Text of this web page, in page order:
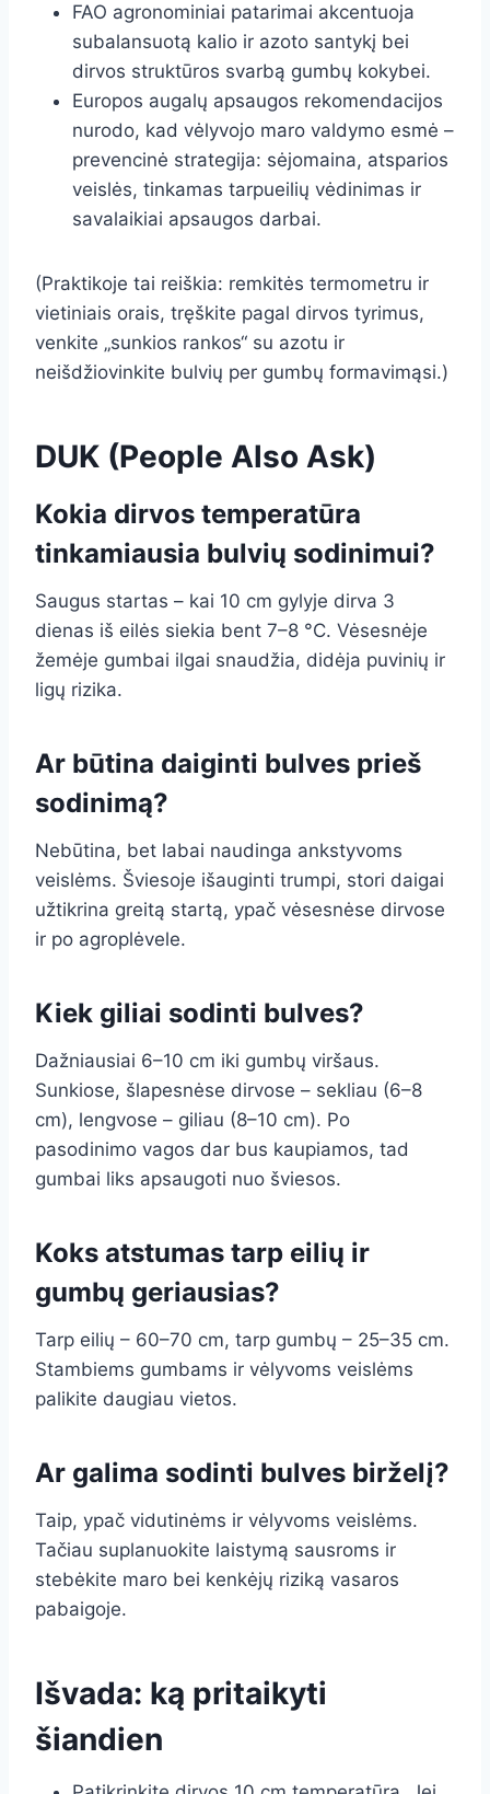
FAO agronominiai patarimai akcentuoja
subalansuotą kalio ir azoto santykį bei
dirvos struktūros svarbą gumbų kokybei.
Europos augalų apsaugos rekomendacijos
nurodo, kad vėlyvojo maro valdymo esmė –
prevencinė strategija: sėjomaina, atsparios
veislės, tinkamas tarpueilių vėdinimas ir
savalaikiai apsaugos darbai.
(Praktikoje tai reiškia: remkitės termometru ir
vietiniais orais, tręškite pagal dirvos tyrimus,
venkite „sunkios rankos“ su azotu ir
neišdžiovinkite bulvių per gumbų formavimąsi.)
DUK (People Also Ask)
Kokia dirvos temperatūra
tinkamiausia bulvių sodinimui?
Saugus startas – kai 10 cm gylyje dirva 3
dienas iš eilės siekia bent 7–8 °C. Vėsesnėje
žemėje gumbai ilgai snaudžia, didėja puvinių ir
ligų rizika.
Ar būtina daiginti bulves prieš
sodinimą?
Nebūtina, bet labai naudinga ankstyvoms
veislėms. Šviesoje išauginti trumpi, stori daigai
užtikrina greitą startą, ypač vėsesnėse dirvose
ir po agroplėvele.
Kiek giliai sodinti bulves?
Dažniausiai 6–10 cm iki gumbų viršaus.
Sunkiose, šlapesnėse dirvose – sekliau (6–8
cm), lengvose – giliau (8–10 cm). Po
pasodinimo vagos dar bus kaupiamos, tad
gumbai liks apsaugoti nuo šviesos.
Koks atstumas tarp eilių ir
gumbų geriausias?
Tarp eilių – 60–70 cm, tarp gumbų – 25–35 cm.
Stambiems gumbams ir vėlyvoms veislėms
palikite daugiau vietos.
Ar galima sodinti bulves birželį?
Taip, ypač vidutinėms ir vėlyvoms veislėms.
Tačiau suplanuokite laistymą sausroms ir
stebėkite maro bei kenkėjų riziką vasaros
pabaigoje.
Išvada: ką pritaikyti
šiandien